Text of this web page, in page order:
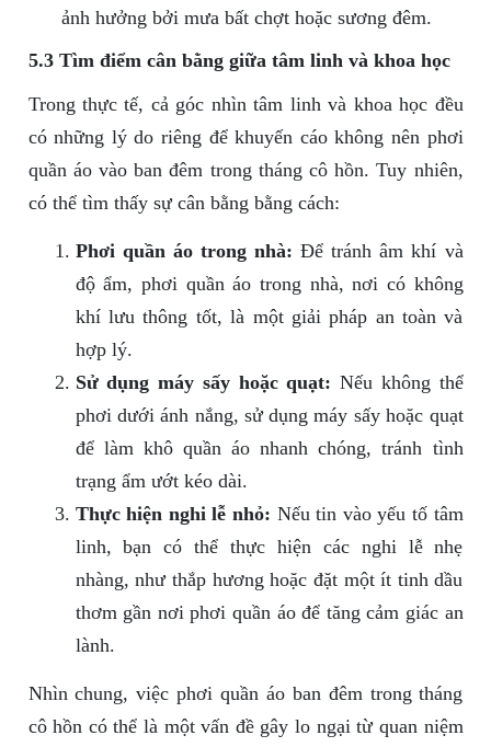
ảnh hưởng bởi mưa bất chợt hoặc sương đêm.
5.3 Tìm điểm cân bằng giữa tâm linh và khoa học
Trong thực tế, cả góc nhìn tâm linh và khoa học đều
có những lý do riêng để khuyến cáo không nên phơi
quần áo vào ban đêm trong tháng cô hồn. Tuy nhiên,
có thể tìm thấy sự cân bằng bằng cách:
Phơi quần áo trong nhà: Để tránh âm khí và
độ ẩm, phơi quần áo trong nhà, nơi có không
khí lưu thông tốt, là một giải pháp an toàn và
hợp lý.
Sử dụng máy sấy hoặc quạt: Nếu không thể
phơi dưới ánh nắng, sử dụng máy sấy hoặc quạt
để làm khô quần áo nhanh chóng, tránh tình
trạng ẩm ướt kéo dài.
Thực hiện nghi lễ nhỏ: Nếu tin vào yếu tố tâm
linh, bạn có thể thực hiện các nghi lễ nhẹ
nhàng, như thắp hương hoặc đặt một ít tinh dầu
thơm gần nơi phơi quần áo để tăng cảm giác an
lành.
Nhìn chung, việc phơi quần áo ban đêm trong tháng
cô hồn có thể là một vấn đề gây lo ngại từ quan niệm